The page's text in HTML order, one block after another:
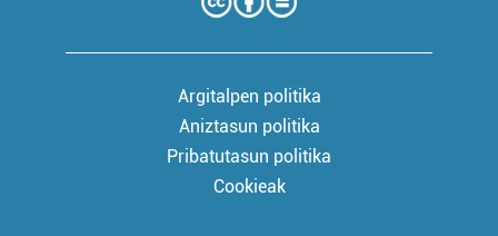
Argitalpen politika
Aniztasun politika
Pribatutasun politika
Cookieak